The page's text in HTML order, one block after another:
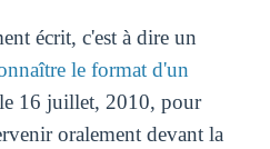
écrit, c'est à dire un
le format d'un
16 juillet, 2010, pour
oralement devant la